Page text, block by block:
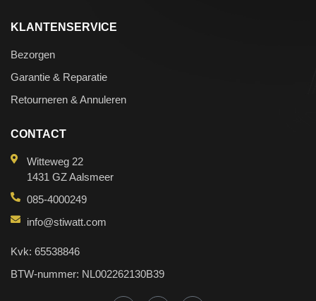
CONTACT
Witteweg 22
1431 GZ Aalsmeer
085-4000249
info@stiwatt.com
Kvk: 65538846
BTW-nummer: NL002262130B39
KLANTENSERVICE
Bezorgen
Garantie & Reparatie
Retourneren & Annuleren